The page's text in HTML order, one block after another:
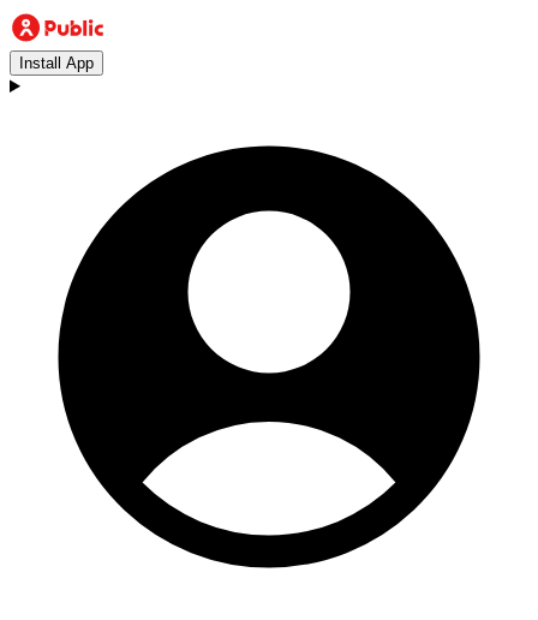
Install App